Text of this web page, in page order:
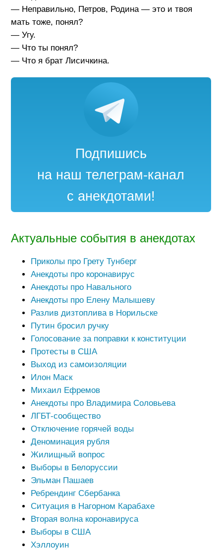
— Неправильно, Петров, Родина — это и твоя
мать тоже, понял?
— Угу.
— Что ты понял?
— Что я брат Лисичкина.
Подпишись
на наш телеграм-канал
с анекдотами!
Актуальные события в анекдотах
Приколы про Грету Тунберг
Анекдоты про коронавирус
Анекдоты про Навального
Анекдоты про Елену Малышеву
Разлив дизтоплива в Норильске
Путин бросил ручку
Голосование за поправки к конституции
Протесты в США
Выход из самоизоляции
Илон Маск
Михаил Ефремов
Анекдоты про Владимира Соловьева
ЛГБТ-сообщество
Отключение горячей воды
Деноминация рубля
Жилищный вопрос
Выборы в Белоруссии
Эльман Пашаев
Ребрендинг Сбербанка
Ситуация в Нагорном Карабахе
Вторая волна коронавируса
Выборы в США
Хэллоуин